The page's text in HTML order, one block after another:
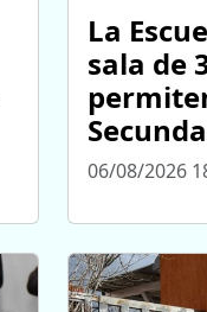
La
sala de
06/08/2026